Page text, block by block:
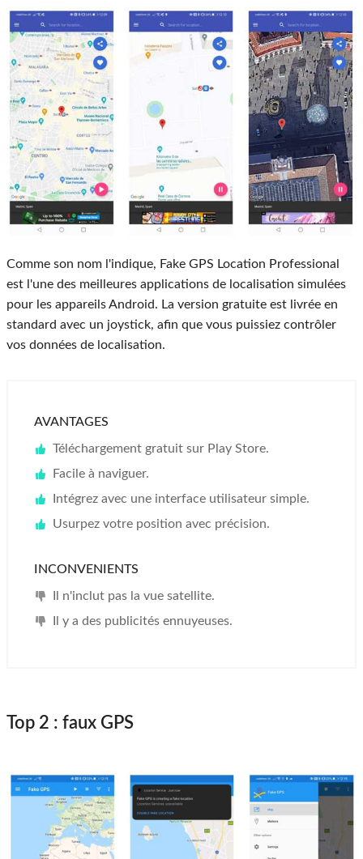
Comme son nom l'indique, Fake GPS Location Professional
est l'une des meilleures applications de localisation simulées
pour les appareils Android. La version gratuite est livrée en
standard avec un joystick, afin que vous puissiez contrôler
vos données de localisation.
AVANTAGES
Téléchargement gratuit sur Play Store.
Facile à naviguer.
Intégrez avec une interface utilisateur simple.
Usurpez votre position avec précision.
INCONVENIENTS
Il n'inclut pas la vue satellite.
Il y a des publicités ennuyeuses.
Top 2 : faux GPS